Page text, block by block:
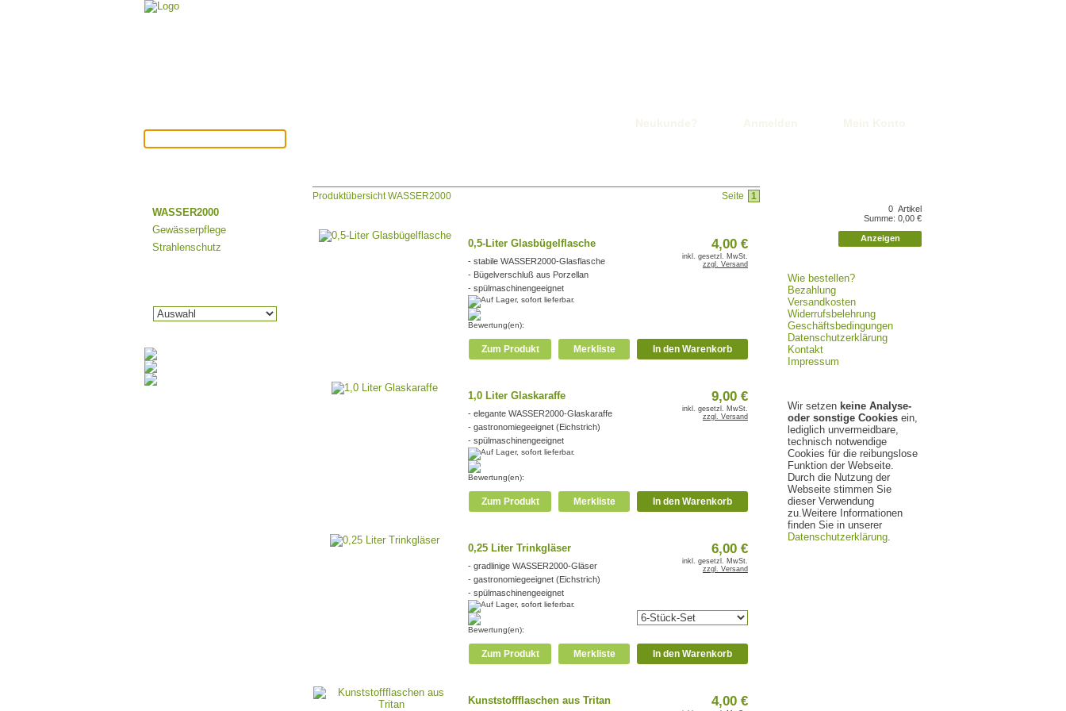
WASSER2000
Gewässerpflege
Strahlenschutz
Seite 1
ProduktübersichtWASSER2000
4,00 €
inkl. gesetzl. MwSt.
zzgl. Versand
0,5-Liter Glasbügelflasche
- stabile WASSER2000-Glasflasche
- Bügelverschluß aus Porzellan
- spülmaschinengeeignet
Bewertung(en):
In den Warenkorb
Merkliste
Zum Produkt
9,00 €
inkl. gesetzl. MwSt.
zzgl. Versand
1,0 Liter Glaskaraffe
- elegante WASSER2000-Glaskaraffe
- gastronomiegeeignet (Eichstrich)
- spülmaschinengeeignet
Bewertung(en):
In den Warenkorb
Merkliste
Zum Produkt
6,00 €
inkl. gesetzl. MwSt.
zzgl. Versand
0,25 Liter Trinkgläser
- gradlinige WASSER2000-Gläser
- gastronomiegeeignet (Eichstrich)
- spülmaschinengeeignet
Bewertung(en):
In den Warenkorb
Merkliste
Zum Produkt
4,00 €
Kunststoffflaschen aus Tritan
0 Artikel
Summe: 0,00 €
Anzeigen
Wie bestellen?
Bezahlung
Versandkosten
Widerrufsbelehrung
Geschäftsbedingungen
Datenschutzerklärung
Kontakt
Impressum
Wir setzen keine Analyse-
oder sonstige Cookies ein,
lediglich unvermeidbare,
technisch notwendige
Cookies für die reibungslose
Funktion der Webseite.
Durch die Nutzung der
Webseite stimmen Sie
dieser Verwendung
zu.Weitere Informationen
finden Sie in unserer
Datenschutzerklärung.